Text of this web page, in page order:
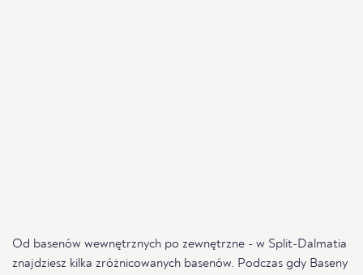
Od basenów wewnętrznych po zewnętrzne - w Split-Dalmatia
znajdziesz kilka zróżnicowanych basenów. Podczas gdy Baseny